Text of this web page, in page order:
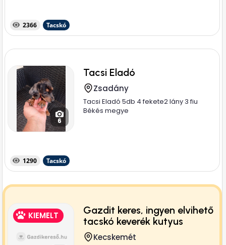
2366 Tacskó
6
Tacsi Eladó
Zsadány
Tacsi Eladó 5db 4 fekete2 lány 3 fiu
Békés megye
1290 Tacskó
KIEMELT
Gazdit keres, ingyen elvihető
tacskó keverék kutyus
Kecskemét